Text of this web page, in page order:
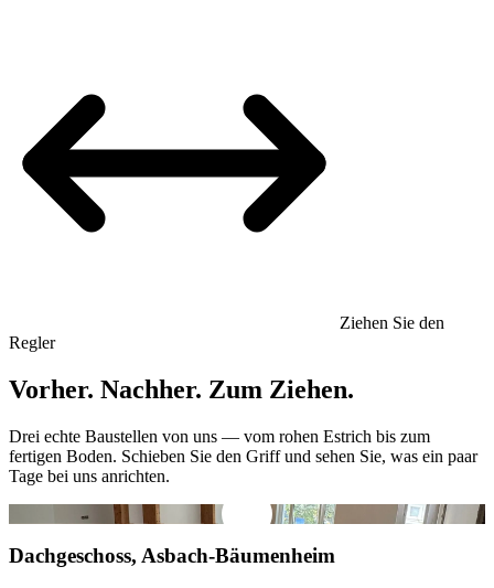
Ziehen Sie den
Regler
Vorher. Nachher. Zum Ziehen.
Drei echte Baustellen von uns — vom rohen Estrich bis zum
fertigen Boden. Schieben Sie den Griff und sehen Sie, was ein paar
Tage bei uns anrichten.
Nachher
Dachgeschoss, Asbach-Bäumenheim